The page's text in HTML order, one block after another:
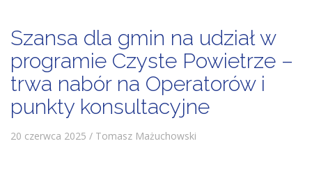
Szansa dla gmin na udział w
programie Czyste Powietrze –
trwa nabór na Operatorów i
punkty konsultacyjne
20 czerwca 2025 / Tomasz Mażuchowski